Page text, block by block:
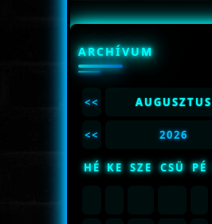
ARCHÍVUM
<< AUGUSZTUS
<< 2026
HÉ KE SZE CSÜ PÉ